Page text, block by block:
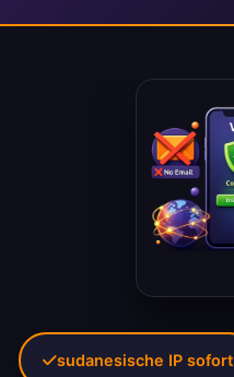
sudanesische IP sofort